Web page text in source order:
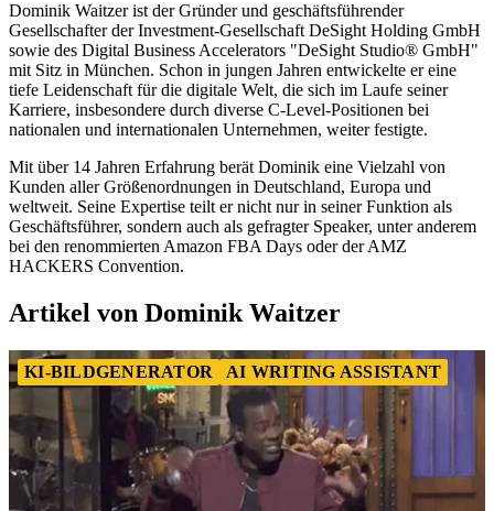
Dominik Waitzer ist der Gründer und geschäftsführender
Gesellschafter der Investment-Gesellschaft DeSight Holding GmbH
sowie des Digital Business Accelerators "DeSight Studio® GmbH"
mit Sitz in München. Schon in jungen Jahren entwickelte er eine
tiefe Leidenschaft für die digitale Welt, die sich im Laufe seiner
Karriere, insbesondere durch diverse C-Level-Positionen bei
nationalen und internationalen Unternehmen, weiter festigte.
Mit über 14 Jahren Erfahrung berät Dominik eine Vielzahl von
Kunden aller Größenordnungen in Deutschland, Europa und
weltweit. Seine Expertise teilt er nicht nur in seiner Funktion als
Geschäftsführer, sondern auch als gefragter Speaker, unter anderem
bei den renommierten Amazon FBA Days oder der AMZ
HACKERS Convention.
Artikel von Dominik Waitzer
KI-BILDGENERATOR AI WRITING ASSISTANT